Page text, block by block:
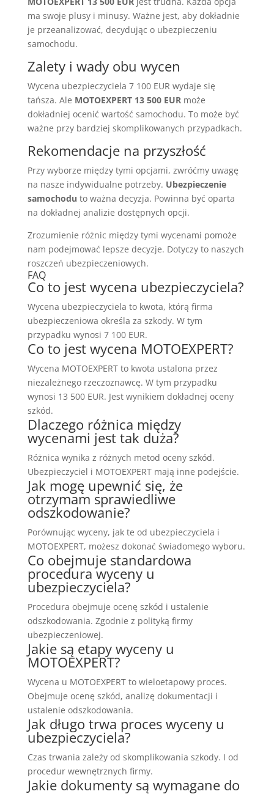
ma swoje plusy i minusy. Ważne jest, aby dokładnie
je przeanalizować, decydując o ubezpieczeniu
samochodu.
Zalety i wady obu wycen
Wycena ubezpieczyciela 7 100 EUR wydaje się
tańsza. Ale MOTOEXPERT 13 500 EURmoże
dokładniej ocenić wartość samochodu. To może być
ważne przy bardziej skomplikowanych przypadkach.
Rekomendacje na przyszłość
Przy wyborze między tymi opcjami, zwróćmy uwagę
na nasze indywidualne potrzeby. Ubezpieczenie
samochodu to ważna decyzja. Powinna być oparta
na dokładnej analizie dostępnych opcji.
Zrozumienie różnic między tymi wycenami pomoże
nam podejmować lepsze decyzje. Dotyczy to naszych
roszczeń ubezpieczeniowych.
FAQ
Co to jest wycena ubezpieczyciela?
Wycena ubezpieczyciela to kwota, którą firma
ubezpieczeniowa określa za szkody. W tym
przypadku wynosi 7 100 EUR.
Co to jest wycena MOTOEXPERT?
Wycena MOTOEXPERT to kwota ustalona przez
niezależnego rzeczoznawcę. W tym przypadku
wynosi 13 500 EUR. Jest wynikiem dokładnej oceny
szkód.
Dlaczego różnica między
wycenami jest tak duża?
Różnica wynika z różnych metod oceny szkód.
Ubezpieczyciel i MOTOEXPERT mają inne podejście.
Jak mogę upewnić się, że
otrzymam sprawiedliwe
odszkodowanie?
Porównując wyceny, jak te od ubezpieczyciela i
MOTOEXPERT, możesz dokonać świadomego wyboru.
Co obejmuje standardowa
procedura wyceny u
ubezpieczyciela?
Procedura obejmuje ocenę szkód i ustalenie
odszkodowania. Zgodnie z polityką firmy
ubezpieczeniowej.
Jakie są etapy wyceny u
MOTOEXPERT?
Wycena u MOTOEXPERT to wieloetapowy proces.
Obejmuje ocenę szkód, analizę dokumentacji i
ustalenie odszkodowania.
Jak długo trwa proces wyceny u
ubezpieczyciela?
Czas trwania zależy od skomplikowania szkody. I od
procedur wewnętrznych firmy.
Jakie dokumenty są wymagane do